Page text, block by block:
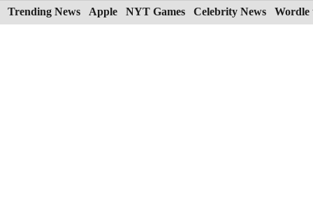
Skip
to
Trending News Apple NYT Games Celebrity News Wordle